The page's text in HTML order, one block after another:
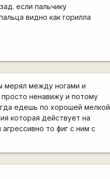
если пальчику
видно как горилла
мерял между ногами и
ненавижу и потому
едешь по хорошей мелкой
которая действует на
то фиг с ним с